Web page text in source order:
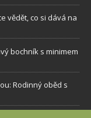
vědět, co si dává na
bochník s minimem
Rodinný oběd s